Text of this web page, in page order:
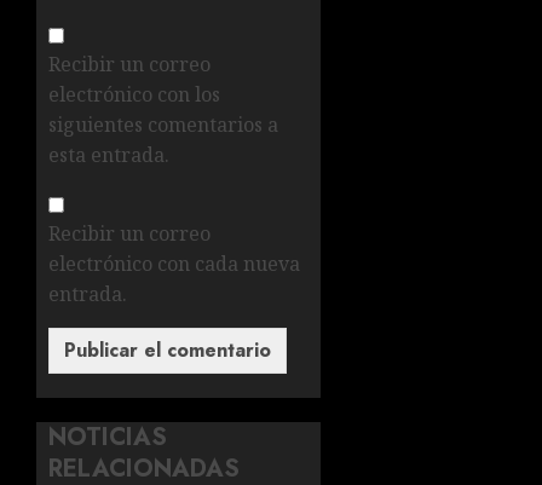
Recibir un correo
electrónico con los
siguientes comentarios a
esta entrada.
Recibir un correo
electrónico con cada nueva
entrada.
NOTICIAS
RELACIONADAS